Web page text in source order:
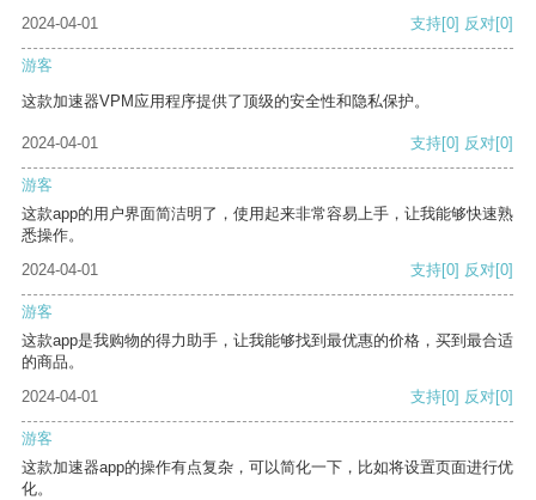
2024-04-01
支持[0] 反对[0]
游客
这款加速器VPM应用程序提供了顶级的安全性和隐私保护。
2024-04-01 支持[0] 反对[0]
游客
这款app的用户界面简洁明了，使用起来非常容易上手，让我能够快速熟
悉操作。
2024-04-01
支持[0] 反对[0]
游客
这款app是我购物的得力助手，让我能够找到最优惠的价格，买到最合适
的商品。
2024-04-01
支持[0] 反对[0]
游客
这款加速器app的操作有点复杂，可以简化一下，比如将设置页面进行优
化。